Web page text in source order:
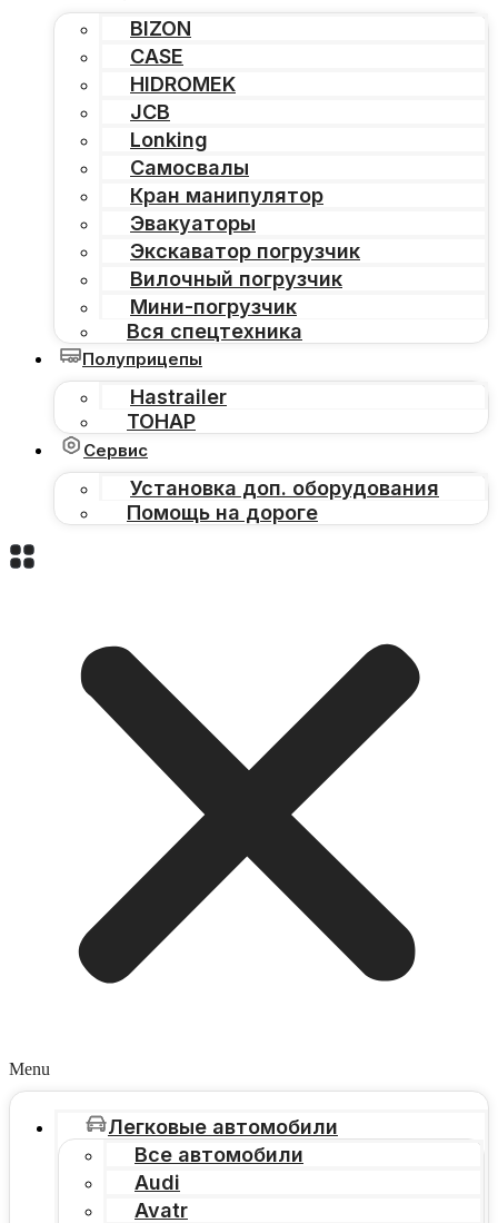
BIZON
CASE
HIDROMEK
JCB
Lonking
Самосвалы
Кран манипулятор
Эвакуаторы
Экскаватор погрузчик
Вилочный погрузчик
Мини-погрузчик
Вся спецтехника
Полуприцепы
Hastrailer
ТОНАР
Сервис
Установка доп. оборудования
Помощь на дороге
Menu
Легковые автомобили
Все автомобили
Audi
Avatr